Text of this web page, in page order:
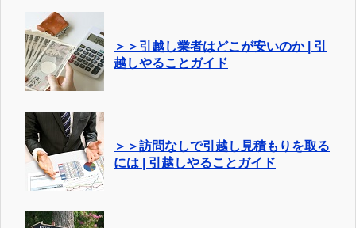
＞＞引越し業者はどこが安いのか | 引
越しやることガイド
＞＞訪問なしで引越し見積もりを取る
には | 引越しやることガイド